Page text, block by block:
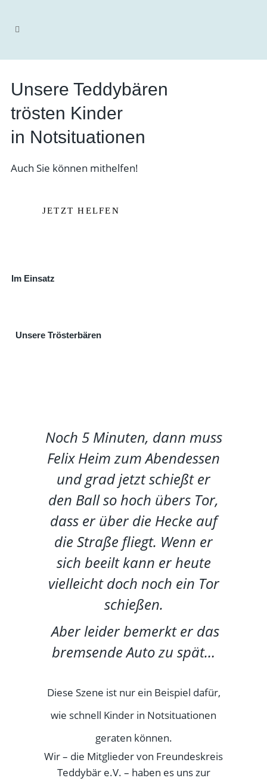
Unsere Teddybären
trösten Kinder
in Notsituationen
Auch Sie können mithelfen!
JETZT HELFEN
Im Einsatz
Unsere Trösterbären
Noch 5 Minuten, dann muss
Felix Heim zum Abendessen
und grad jetzt schießt er
den Ball so hoch übers Tor,
dass er über die Hecke auf
die Straße fliegt. Wenn er
sich beeilt kann er heute
vielleicht doch noch ein Tor
schießen.
Aber leider bemerkt er das
bremsende Auto zu spät…
Diese Szene ist nur ein Beispiel dafür,
wie schnell Kinder in Notsituationen
geraten können.
Wir – die Mitglieder von Freundeskreis
Teddybär e.V. – haben es uns zur